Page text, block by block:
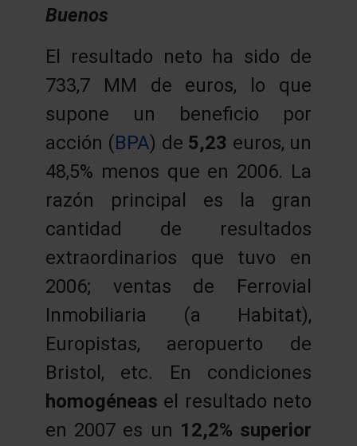
Buenos
El resultado neto ha sido de
733,7 MM de euros, lo que
supone un beneficio por
acción (BPA) de 5,23 euros, un
48,5% menos que en 2006. La
razón principal es la gran
cantidad de resultados
extraordinarios que tuvo en
2006; ventas de Ferrovial
Inmobiliaria (a Habitat),
Europistas, aeropuerto de
Bristol, etc. En condiciones
homogéneas el resultado neto
en 2007 es un 12,2% superior